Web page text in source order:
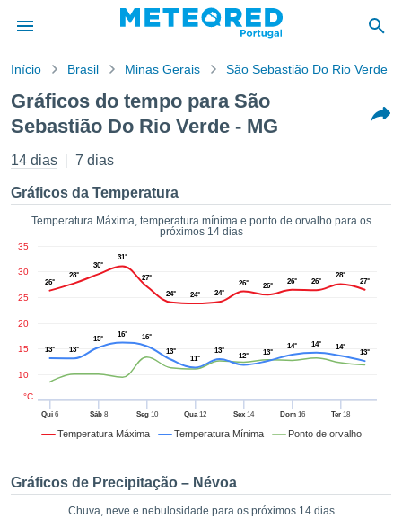
da
por
que as
a este
opções:
digital
ou
permite-
a nossa
Início Brasil Minas Gerais São Sebastião Do Rio Verde
Gráficos do tempo para São
Sebastião Do Rio Verde - MG
14 dias 7 dias
Gráficos da Temperatura
Temperatura Máxima, temperatura mínima e ponto de orvalho para os
próximos 14 dias
Temperatura Máxima Temperatura Mínima Ponto de orvalho
Qui 6 Sáb8 Seg10 Qua12 Sex 14 Dom16 Ter 18
10
15
20
25
30
35
°C
26°
28°
30°
31°
27°
24°
24° 24°
26° 26°
26° 26°
28°
27°
13° 13°
15°
16°
16°
13°
11°
13°
12° 13°
14° 14° 14°
13°
Gráficos de Precipitação – Névoa
Chuva, neve e nebulosidade para os próximos 14 dias